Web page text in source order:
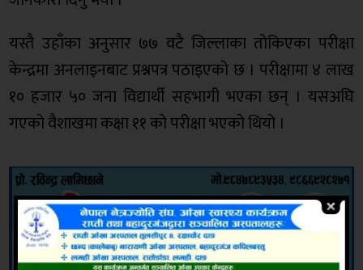
यस्तै उहाँका अनुसार ७७ वटै जिल्लाका तोकिएका परीक्षा
केन्द्रमा अनलाइनबाट प्रश्नपत्र पठाइएको छ । परीक्षामा ४ लाख
१० हजार ५० जना विद्यार्थी सहभागी भएका छन् । यसअघि
गएको वैशाखमा कक्षा ११ को परीक्षा भएको थियो ।